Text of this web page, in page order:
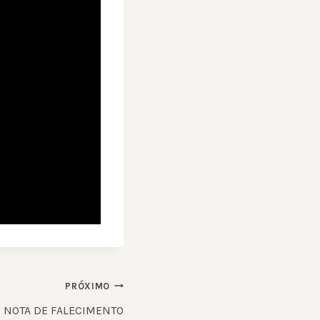
PRÓXIMO
NOTA DE FALECIMENTO